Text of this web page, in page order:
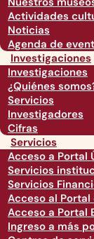
Actividades
Noticias
Agenda de
Investigaciones
Investigaciones
¿Quiénes
Servicios
Investigadores
Cifras
Servicios
Acceso a Portal
Servicios
Servicios
Acceso al Portal
Acceso a Portal
Ingreso a más